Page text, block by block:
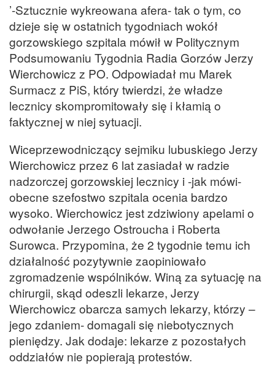
’-Sztucznie wykreowana afera- tak o tym, co
dzieje się w ostatnich tygodniach wokół
gorzowskiego szpitala mówił w Politycznym
Podsumowaniu Tygodnia Radia Gorzów Jerzy
Wierchowicz z PO. Odpowiadał mu Marek
Surmacz z PiS, który twierdzi, że władze
lecznicy skompromitowały się i kłamią o
faktycznej w niej sytuacji.
Wiceprzewodniczący sejmiku lubuskiego Jerzy
Wierchowicz przez 6 lat zasiadał w radzie
nadzorczej gorzowskiej lecznicy i -jak mówi-
obecne szefostwo szpitala ocenia bardzo
wysoko. Wierchowicz jest zdziwiony apelami o
odwołanie Jerzego Ostroucha i Roberta
Surowca. Przypomina, że 2 tygodnie temu ich
działalność pozytywnie zaopiniowało
zgromadzenie wspólników. Winą za sytuację na
chirurgii, skąd odeszli lekarze, Jerzy
Wierchowicz obarcza samych lekarzy, którzy –
jego zdaniem- domagali się niebotycznych
pieniędzy. Jak dodaje: lekarze z pozostałych
oddziałów nie popierają protestów.